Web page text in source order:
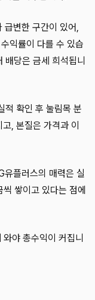
급변한 구간이 있어,
익률이 다를 수 있습
배당은 금세 희석됩니
적 확인 후 눌림목 분
, 본질은 가격과 이
유플러스의 매력은 실
쌓이고 있다는 점에
야 총수익이 커집니